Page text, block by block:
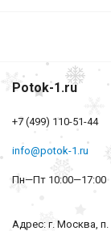
Potok-1.ru
+7 (499) 110-51-44
info@potok-1.ru
Пн—Пт 10:00—17:00
Адрес: г. Москва, п.